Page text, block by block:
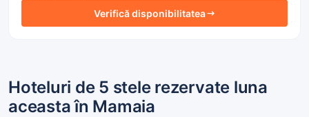
Verifică disponibilitatea
Hoteluri de 5 stele rezervate luna
aceasta în Mamaia